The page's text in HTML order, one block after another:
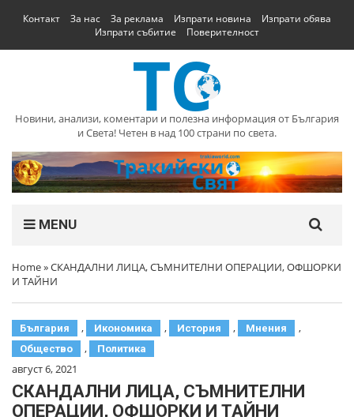
Контакт За нас За реклама Изпрати новина
Изпрати обява
Изпрати събитие
Поверителност
Новини, анализи, коментари и полезна информация от България
и Света! Четен в над 100 страни по света.
MENU
Home»СКАНДАЛНИ ЛИЦА, СЪМНИТЕЛНИ ОПЕРАЦИИ, ОФШОРКИ
И ТАЙНИ
България , Икономика , История , Мнения ,
Общество , Политика
август 6, 2021
СКАНДАЛНИ ЛИЦА, СЪМНИТЕЛНИ
ОПЕРАЦИИ, ОФШОРКИ И ТАЙНИ